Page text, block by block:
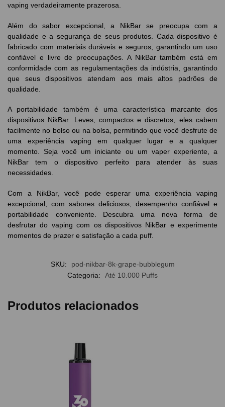
vaping verdadeiramente prazerosa.
Além do sabor excepcional, a NikBar se preocupa com a
qualidade e a segurança de seus produtos. Cada dispositivo é
fabricado com materiais duráveis e seguros, garantindo um uso
confiável e livre de preocupações. A NikBar também está em
conformidade com as regulamentações da indústria, garantindo
que seus dispositivos atendam aos mais altos padrões de
qualidade.
A portabilidade também é uma característica marcante dos
dispositivos NikBar. Leves, compactos e discretos, eles cabem
facilmente no bolso ou na bolsa, permitindo que você desfrute de
uma experiência vaping em qualquer lugar e a qualquer
momento. Seja você um iniciante ou um vaper experiente, a
NikBar tem o dispositivo perfeito para atender às suas
necessidades.
Com a NikBar, você pode esperar uma experiência vaping
excepcional, com sabores deliciosos, desempenho confiável e
portabilidade conveniente. Descubra uma nova forma de
desfrutar do vaping com os dispositivos NikBar e experimente
momentos de prazer e satisfação a cada puff.
SKU:
pod-nikbar-8k-grape-bubblegum
Categoria:
Até 10.000 Puffs
Produtos relacionados